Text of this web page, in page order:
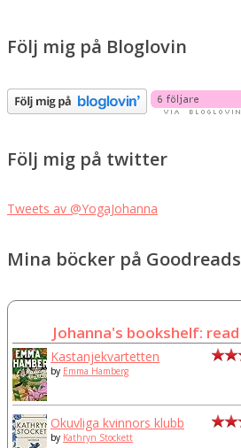
Följ mig på Bloglovin
Följ mig på twitter
Tweets av @YogaJohanna
Mina böcker på Goodreads
Johanna's bookshelf: read
Kastanjekvartetten
by Emma Hamberg
Okuvliga kvinnors klubb
by Kathryn Stockett